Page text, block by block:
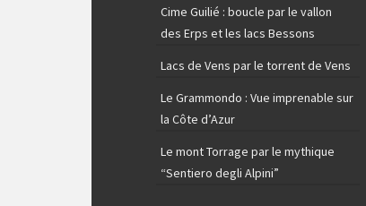
Cime Guilié : boucle par le vallon
des Erps et les lacs Bessons
Lacs de Vens par le torrent de Vens
Le Grammondo : Vue imprenable sur
la Côte d’Azur
Le mont Torrage par le mythique
“Sentiero degli Alpini”